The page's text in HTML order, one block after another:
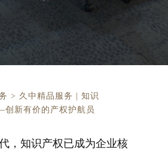
> 久中精品服务 | 知识
新有价的产权护航员
，知识产权已成为企业核